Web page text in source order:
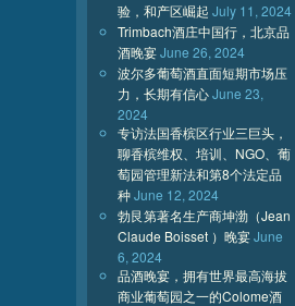
验，和产区崛起 July 11, 2024
Trimbach酒庄中国行，北京品
酒晚宴June 26, 2024
波尔多葡萄酒直面短期市场压
力，长期有信心June 23,
2024
专访法国香槟区行业三巨头，
聊香槟维权、培训、NGO、葡
萄园管理新法和第8个法定品
种June 12, 2024
勃艮第著名生产商坤渤（Jean
Claude Boisset ）晚宴June
6, 2024
品酒晚宴，拥有世界最高海拔
商业葡萄园之一的Colome酒